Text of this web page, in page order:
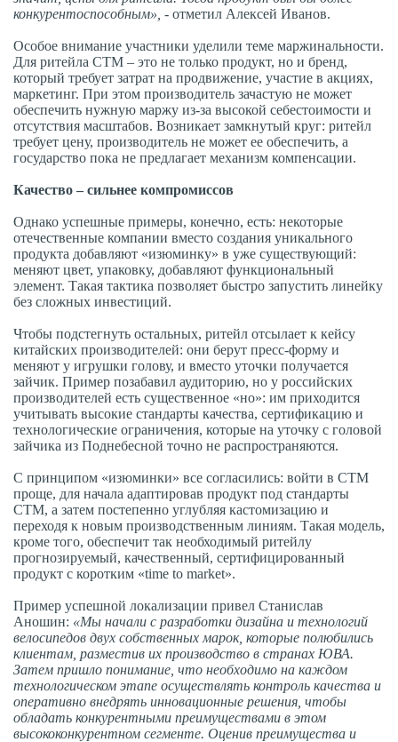
конкурентоспособным», - отметил Алексей Иванов.
Особое внимание участники уделили теме маржинальности.
Для ритейла СТМ – это не только продукт, но и бренд,
который требует затрат на продвижение, участие в акциях,
маркетинг. При этом производитель зачастую не может
обеспечить нужную маржу из-за высокой себестоимости и
отсутствия масштабов. Возникает замкнутый круг: ритейл
требует цену, производитель не может ее обеспечить, а
государство пока не предлагает механизм компенсации.
Качество – сильнее компромиссов
Однако успешные примеры, конечно, есть: некоторые
отечественные компании вместо создания уникального
продукта добавляют «изюминку» в уже существующий:
меняют цвет, упаковку, добавляют функциональный
элемент. Такая тактика позволяет быстро запустить линейку
без сложных инвестиций.
Чтобы подстегнуть остальных, ритейл отсылает к кейсу
китайских производителей: они берут пресс-форму и
меняют у игрушки голову, и вместо уточки получается
зайчик. Пример позабавил аудиторию, но у российских
производителей есть существенное «но»: им приходится
учитывать высокие стандарты качества, сертификацию и
технологические ограничения, которые на уточку с головой
зайчика из Поднебесной точно не распространяются.
С принципом «изюминки» все согласились: войти в СТМ
проще, для начала адаптировав продукт под стандарты
СТМ, а затем постепенно углубляя кастомизацию и
переходя к новым производственным линиям. Такая модель,
кроме того, обеспечит так необходимый ритейлу
прогнозируемый, качественный, сертифицированный
продукт с коротким «time to market».
Пример успешной локализации привел Станислав
Аношин: «Мы начали с разработки дизайна и технологий
велосипедов двух собственных марок, которые полюбились
клиентам, разместив их производство в странах ЮВА.
Затем пришло понимание, что необходимо на каждом
технологическом этапе осуществлять контроль качества и
оперативно внедрять инновационные решения, чтобы
обладать конкурентными преимуществами в этом
высококонкурентном сегменте. Оценив преимущества и